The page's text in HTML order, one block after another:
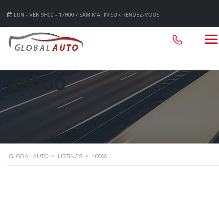
LUN - VEN 9H00 - 17H00 / SAM MATIN SUR RENDEZ-VOUS
48000
GLOBAL AUTO > LISTINGS > 48000